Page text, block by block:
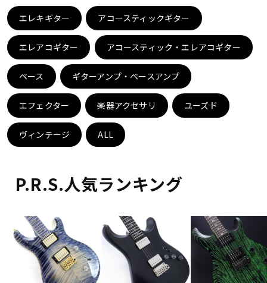
アンプ エフェクター
DJ機器 DTM
DTM オンライン納品 レコーディング機器
エレキギター アコースティックギター
エレアコギター アコースティック・エレアコギター
ベース ギターアンプ・ベースアンプ
エフェクター 楽器アクセサリ ユーズド
ヴィンテージ ALL
P.R.S.人気ランキング